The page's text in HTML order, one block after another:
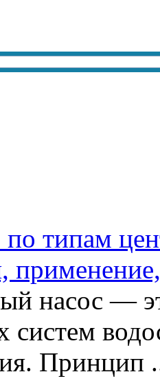
по типам
насос —
систем
Принцип